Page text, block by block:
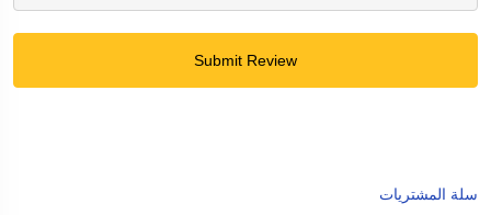
Submit Review
سلة المشتريات